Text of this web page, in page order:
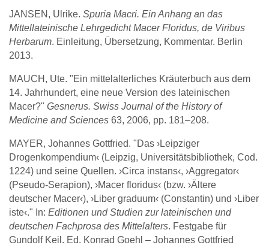
JANSEN, Ulrike. Spuria Macri. Ein Anhang an das
Mittellateinische Lehrgedicht Macer Floridus, de Viribus
Herbarum. Einleitung, Übersetzung, Kommentar. Berlin
2013.
MAUCH, Ute. "Ein mittelalterliches Kräuterbuch aus dem
14. Jahrhundert, eine neue Version des lateinischen
Macer?" Gesnerus. Swiss Journal of the History of
Medicine and Sciences 63, 2006, pp. 181–208.
MAYER, Johannes Gottfried. "Das ›Leipziger
Drogenkompendium‹ (Leipzig, Universitätsbibliothek, Cod.
1224) und seine Quellen. ›Circa instans‹, ›Aggregator‹
(Pseudo-Serapion), ›Macer floridus‹ (bzw. ›Ältere
deutscher Macer‹), ›Liber graduum‹ (Constantin) und ›Liber
iste‹." In: Editionen und Studien zur lateinischen und
deutschen Fachprosa des Mittelalters. Festgabe für
Gundolf Keil. Ed. Konrad Goehl – Johannes Gottfried